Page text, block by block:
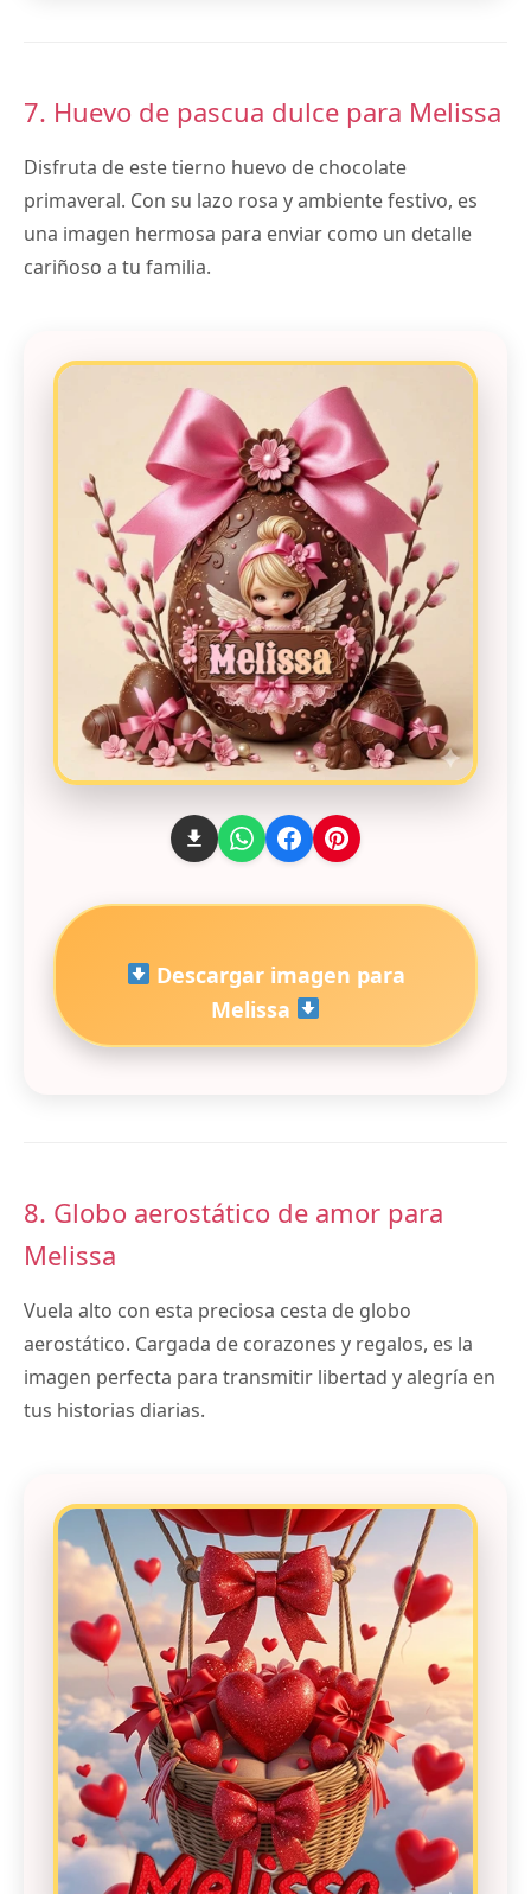
7. Huevo de pascua dulce para Melissa
Disfruta de este tierno huevo de chocolate
primaveral. Con su lazo rosa y ambiente festivo, es
una imagen hermosa para enviar como un detalle
cariñoso a tu familia.
Descargar imagen para
Melissa
8. Globo aerostático de amor para
Melissa
Vuela alto con esta preciosa cesta de globo
aerostático. Cargada de corazones y regalos, es la
imagen perfecta para transmitir libertad y alegría en
tus historias diarias.